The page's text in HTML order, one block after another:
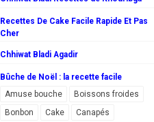
Recettes De Cake Facile Rapide Et Pas
Cher
Chhiwat Bladi Agadir
Bûche de Noël : la recette facile
Amuse bouche
Boissons froides
Bonbon
Cake
Canapés